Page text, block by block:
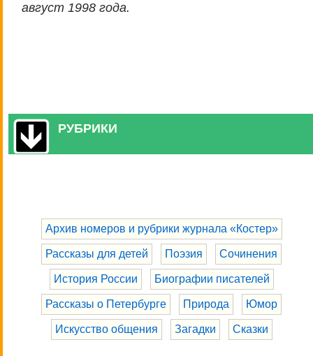
август 1998 года.
РУБРИКИ
Архив номеров и рубрики журнала «Костер»
Рассказы для детей Поэзия Сочинения
История России Биографии писателей
Рассказы о Петербурге Природа Юмор
Искусство общения Загадки Сказки